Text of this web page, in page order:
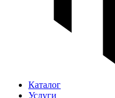
Каталог
Услуги